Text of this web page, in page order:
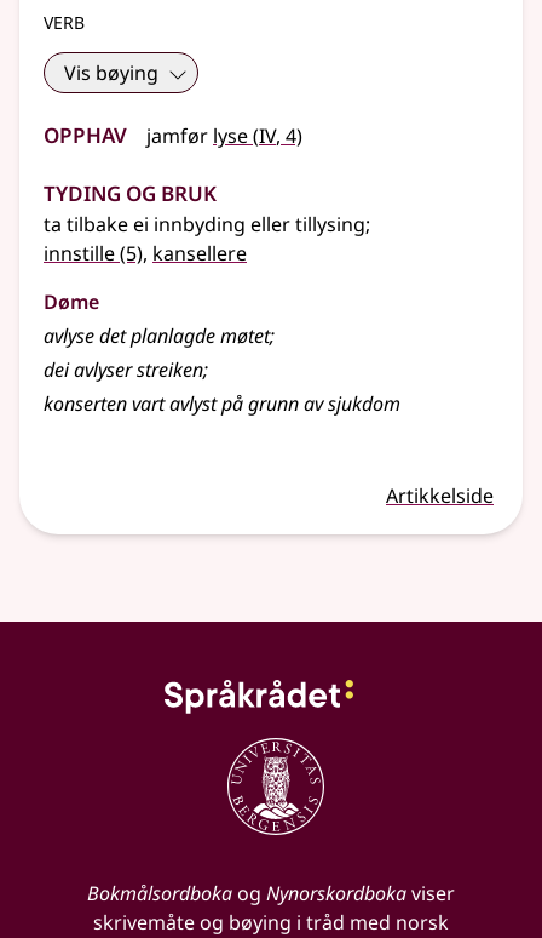
verb
Vis bøying
Opphav jamfør lyse(4
IV, 4)
Tyding og bruk
ta tilbake ei innbyding eller tillysing;
innstille(5), kansellere
Døme
avlyse det planlagde møtet;
dei avlyser streiken;
konserten vart avlyst på grunn av sjukdom
Artikkelside
Bokmålsordbokaog Nynorskordbokaviser
skrivemåte og bøying i tråd med norsk